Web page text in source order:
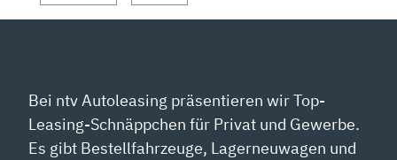
Bei ntv Autoleasing präsentieren wir Top-
Leasing-Schnäppchen für Privat und Gewerbe.
Es gibt Bestellfahrzeuge, Lagerneuwagen und